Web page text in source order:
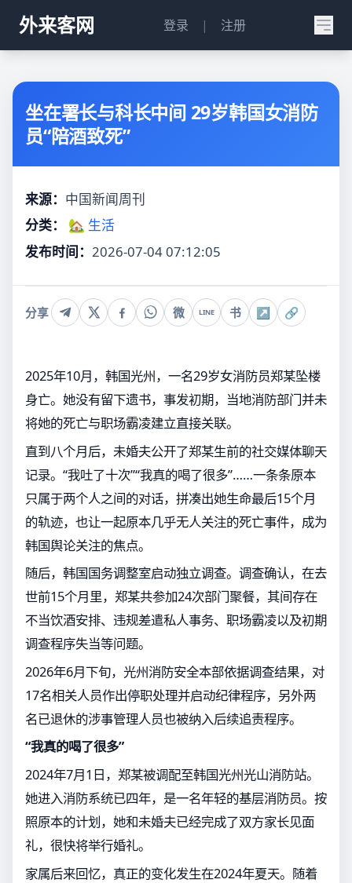
外来客网 登录 | 注册
坐在署长与科长中间 29岁韩国女消防
员“陪酒致死”
来源： 中国新闻周刊
分类：
🏡 生活
发布时间： 2026-07-04 07:12:05
分享 微 LINE 书 ↗ 🔗
2025年10月，韩国光州，一名29岁女消防员郑某坠楼
身亡。她没有留下遗书，事发初期，当地消防部门并未
将她的死亡与职场霸凌建立直接关联。
直到八个月后，未婚夫公开了郑某生前的社交媒体聊天
记录。“我吐了十次”“我真的喝了很多”……一条条原本
只属于两个人之间的对话，拼凑出她生命最后15个月
的轨迹，也让一起原本几乎无人关注的死亡事件，成为
韩国舆论关注的焦点。
随后，韩国国务调整室启动独立调查。调查确认，在去
世前15个月里，郑某共参加24次部门聚餐，其间存在
不当饮酒安排、违规差遣私人事务、职场霸凌以及初期
调查程序失当等问题。
2026年6月下旬，光州消防安全本部依据调查结果，对
17名相关人员作出停职处理并启动纪律程序，另外两
名已退休的涉事管理人员也被纳入后续追责程序。
“我真的喝了很多”
2024年7月1日，郑某被调配至韩国光州光山消防站。
她进入消防系统已四年，是一名年轻的基层消防员。按
照原本的计划，她和未婚夫已经完成了双方家长见面
礼，很快将举行婚礼。
家属后来回忆，真正的变化发生在2024年夏天。随着